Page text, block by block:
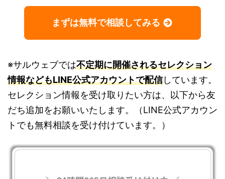
まずは無料で相談してみる
※サルウェブでは不定期に開催されるセレクション
情報などもLINE公式アカウントで配信しています。
セレクション情報を受け取りたい方は、以下から友
だち追加をお願いいたします。（LINE公式アカウン
トでも無料相談を受け付けています。）